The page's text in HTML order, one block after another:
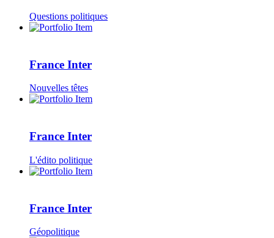
Questions politiques
France Inter
Nouvelles têtes
France Inter
L'édito politique
France Inter
Géopolitique